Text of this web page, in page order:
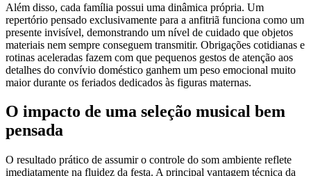
Além disso, cada família possui uma dinâmica própria. Um
repertório pensado exclusivamente para a anfitriã funciona como um
presente invisível, demonstrando um nível de cuidado que objetos
materiais nem sempre conseguem transmitir. Obrigações cotidianas e
rotinas aceleradas fazem com que pequenos gestos de atenção aos
detalhes do convívio doméstico ganhem um peso emocional muito
maior durante os feriados dedicados às figuras maternas.
O impacto de uma seleção musical bem
pensada
O resultado prático de assumir o controle do som ambiente reflete
imediatamente na fluidez da festa. A principal vantagem técnica da